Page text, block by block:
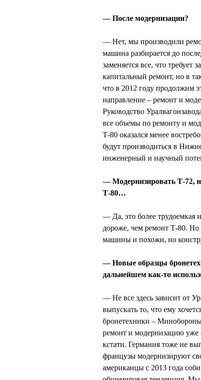
— После модернизации?
— Нет, мы производили
машина разбирается до
заменяется все, что требует
капитальный ремонт, но в
что в 2012 году продолжим
направление – ремонт и
Руководство
все объемы по ремонту и
Т-80 оказался менее
будут производиться в
инженерный и научный
— Модернизировать Т-72,
Т-80…
— Да, это более трудоемкая
дороже, чем ремонт Т-80. Но
машины и похожи, но
— Новые образцы
дальнейшем как-то
— Не все здесь зависит от
выпускать то, что ему
бронетехники –
ремонт и модернизацию
кстати. Германия тоже не
французы модернизируют
американцы с 2013 года